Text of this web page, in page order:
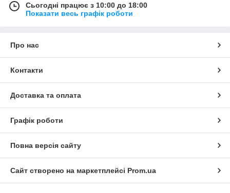
Сьогодні працює з 10:00 до 18:00
Показати весь графік роботи
Про нас
Контакти
Доставка та оплата
Графік роботи
Повна версія сайту
Сайт створено на маркетплейсі Prom.ua